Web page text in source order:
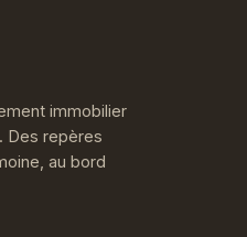
immobilier
Des repères
au bord